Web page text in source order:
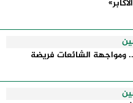
ومواجهة الشائعات فريضة